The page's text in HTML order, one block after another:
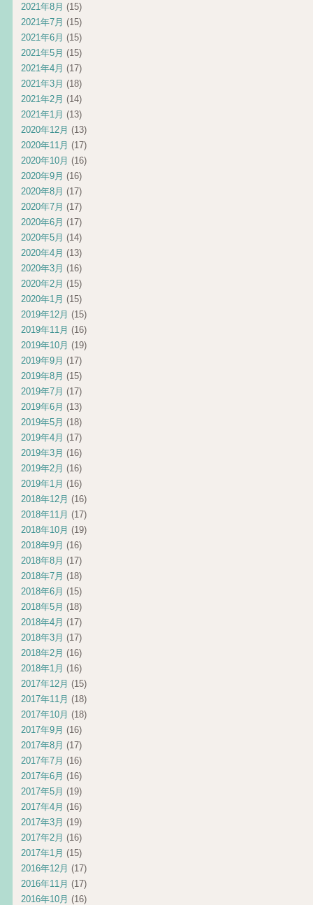
2021年8月 (15)
2021年7月 (15)
2021年6月 (15)
2021年5月 (15)
2021年4月 (17)
2021年3月 (18)
2021年2月 (14)
2021年1月 (13)
2020年12月 (13)
2020年11月 (17)
2020年10月 (16)
2020年9月 (16)
2020年8月 (17)
2020年7月 (17)
2020年6月 (17)
2020年5月 (14)
2020年4月 (13)
2020年3月 (16)
2020年2月 (15)
2020年1月 (15)
2019年12月 (15)
2019年11月 (16)
2019年10月 (19)
2019年9月 (17)
2019年8月 (15)
2019年7月 (17)
2019年6月 (13)
2019年5月 (18)
2019年4月 (17)
2019年3月 (16)
2019年2月 (16)
2019年1月 (16)
2018年12月 (16)
2018年11月 (17)
2018年10月 (19)
2018年9月 (16)
2018年8月 (17)
2018年7月 (18)
2018年6月 (15)
2018年5月 (18)
2018年4月 (17)
2018年3月 (17)
2018年2月 (16)
2018年1月 (16)
2017年12月 (15)
2017年11月 (18)
2017年10月 (18)
2017年9月 (16)
2017年8月 (17)
2017年7月 (16)
2017年6月 (16)
2017年5月 (19)
2017年4月 (16)
2017年3月 (19)
2017年2月 (16)
2017年1月 (15)
2016年12月 (17)
2016年11月 (17)
2016年10月 (16)